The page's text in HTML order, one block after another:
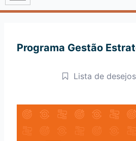
Programa Gestão
Lista de desejos